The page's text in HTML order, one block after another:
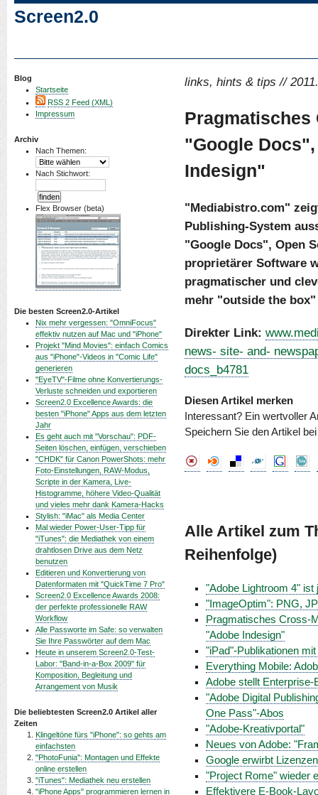
Screen2.0
Blog
Startseite
RSS 2 Feed (XML)
Impressum
Archiv
Nach Themen:
Nach Stichwort:
Flex Browser (beta)
Die besten Screen2.0-Artikel
Nix mehr vergessen: "OmniFocus"
effektiv nutzen auf Mac und "iPhone"
Projekt "Mind Movies": einfach Comics
aus "iPhone"-Videos in "Comic Life"
generieren
"EyeTV"-Filme ohne Konvertierungs-
Verluste schneiden und exportieren
Screen2.0 Excellence Awards: die
besten "iPhone" Apps aus dem letzten
Jahr
Es geht auch mit "Vorschau": PDF-
Seiten löschen, einfügen, verschieben
"CHDK" für Canon PowerShots: mehr
Foto-Einstellungen, RAW-Modus,
Scripte in der Kamera, Live-
Histogramme, höhere Video-Qualität
und vieles mehr dank Kamera-Hacks
Stylish: "iMac" als Media Center
Mal wieder Power-User-Tipp für
"iTunes": die Mediathek von einem
drahtlosen Drive aus dem Netz
benutzen
Editieren und Konvertierung von
Datenformaten mit "QuickTime 7 Pro"
Screen2.0 Excellence Awards 2008:
der perfekte professionelle RAW
Workflow
Alle Passworte im Safe: so verwalten
Sie Ihre Passwörter auf dem Mac
Heute in unserem Screen2.0-Test-
Labor: "Band-in-a-Box 2009" für
Komposition, Begleitung und
Arrangement von Musik
Die beliebtesten Screen2.0 Artikel aller
Zeiten
Klingeltöne fürs "iPhone": so gehts am
einfachsten
"PhotoFunia": Montagen und Effekte
online erstellen
"iTunes": Mediathek neu erstellen
"iPhone Apps" programmieren lernen in
links, hints & tips //
Pragmatisches
"Google
Indesign"
"Mediabistro.com"
Publishing-System
"Google Docs", Open
proprietärer Software
pragmatischer und
mehr "outside the box"
Direkter Link:
news- site- and-
docs_b4781
Diesen Artikel merken
Interessant? Ein wertvoller
Speichern Sie den Artikel
Alle Artikel zum
Reihenfolge)
"Adobe Lightroom 4" ist
"ImageOptim": PNG,
Pragmatisches Cross-
"Adobe Indesign"
"iPad"-Publikationen
Everything Mobile:
Adobe stellt Enterprise-
"Adobe Digital
One Pass"-Abos
"Adobe-Kreativportal"
Neues von Adobe:
Google erwirbt
"Project Rome" wieder
Effektivere E-Book-